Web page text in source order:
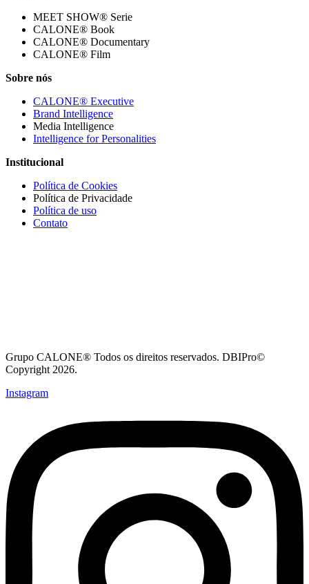
MEET SHOW® Serie
CALONE® Book
CALONE® Documentary
CALONE® Film
Sobre nós
CALONE® Executive
Brand Intelligence
Media Intelligence
Intelligence for Personalities
Institucional
Política de Cookies
Política de Privacidade
Política de uso
Contato
Grupo CALONE® Todos os direitos reservados. DBIPro©
Copyright 2026.
Instagram